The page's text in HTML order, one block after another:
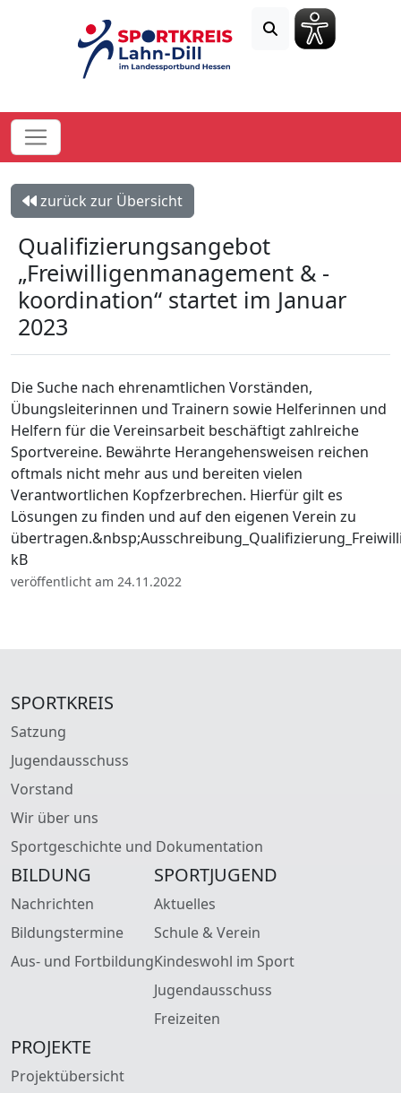
zurück zur Übersicht
Qualifizierungsangebot
„Freiwilligenmanagement & -
koordination“ startet im Januar
2023
Die Suche nach ehrenamtlichen Vorständen,
Übungsleiterinnen und Trainern sowie Helferinnen und
Helfern für die Vereinsarbeit beschäftigt zahlreiche
Sportvereine. Bewährte Herangehensweisen reichen
oftmals nicht mehr aus und bereiten vielen
Verantwortlichen Kopfzerbrechen. Hierfür gilt es
Lösungen zu finden und auf den eigenen Verein zu
kB
veröffentlicht am 24.11.2022
SPORTKREIS
Satzung
Jugendausschuss
Vorstand
Wir über uns
Sportgeschichte und Dokumentation
BILDUNG
Nachrichten
Bildungstermine
Aus- und Fortbildung
SPORTJUGEND
Aktuelles
Schule & Verein
Kindeswohl im Sport
Jugendausschuss
Freizeiten
PROJEKTE
Projektübersicht